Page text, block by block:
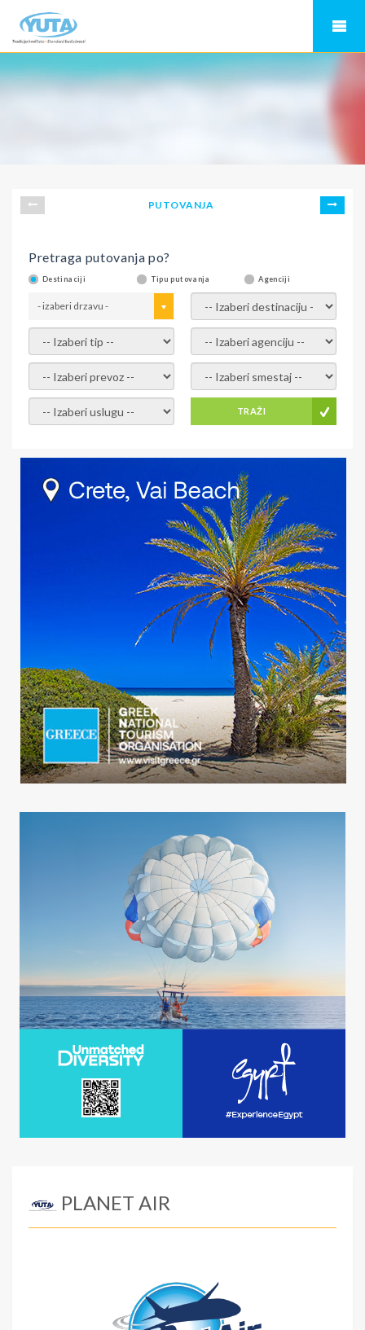
PUTOVANJA
Pretraga putovanja po?
Destinaciji Tipu putovanja Agenciji
- izaberi drzavu - - izaberi destinaciju -
- izaberi tip - - izaberi agenciju -
- izaberi prevoz - - Izaberite smestaj -
- Izaberite uslugu - TRAŽI
PLANET AIR